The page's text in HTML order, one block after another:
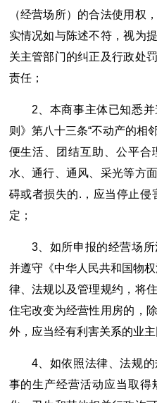
（经营场所）的合法使用权
实情况如与陈述不符，视为
关主管部门的纠正及行政处
责任；
2、本商事主体已知悉
则》第八十三条“不动产的相
便生活、团结互助、公平
水、通行、通风、采光等方
碍或者损失的.，应当停止侵
定；
3、如所申报的经营场
并遵守《中华人民共和国物
律、法规以及管理规约，将
住宅改变为经营性用房的，
外，应当经有利害关系的业主
4、如依照法律、法规
事的生产经营活动应当取